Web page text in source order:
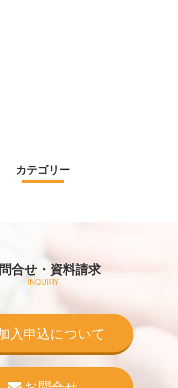
カテゴリー
合せ・資料請求
INQUIRY
入申込について